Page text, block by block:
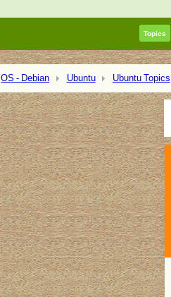
Topics
OS - Debian Ubuntu Ubuntu Topics